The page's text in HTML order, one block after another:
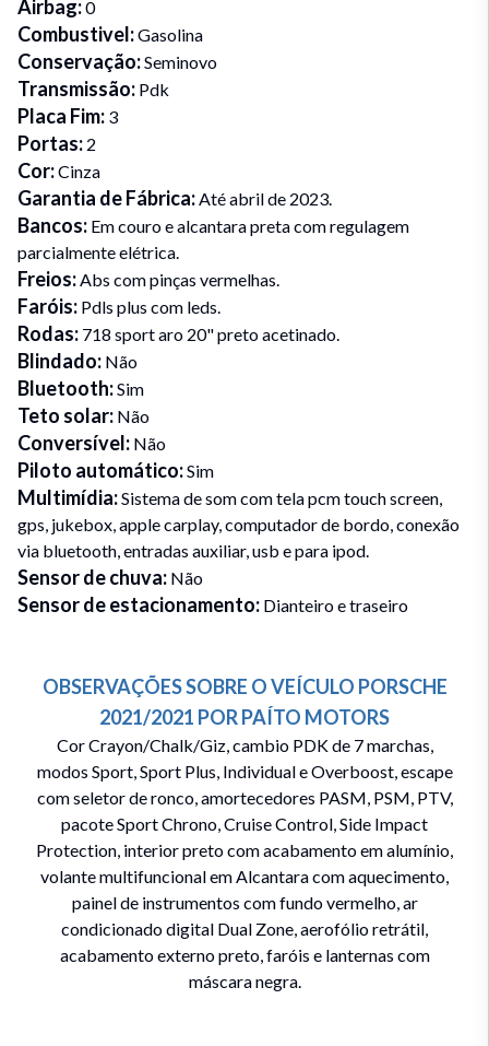
Airbag:0
Combustivel:Gasolina
Conservação:Seminovo
Transmissão: Pdk
Placa Fim: 3
Portas: 2
Cor:Cinza
Garantia de Fábrica:Até abril de 2023.
Bancos: Em couro e alcantara preta com regulagem
parcialmente elétrica.
Freios:Abs com pinças vermelhas.
Faróis: Pdls plus com leds.
Rodas: 718 sport aro 20" preto acetinado.
Blindado: Não
Bluetooth:Sim
Teto solar: Não
Conversível: Não
Piloto automático:Sim
Multimídia:Sistema de som com tela pcm touch screen,
gps, jukebox, apple carplay, computador de bordo, conexão
via bluetooth, entradas auxiliar, usb e para ipod.
Sensor de chuva: Não
Sensor de estacionamento: Dianteiro e traseiro
OBSERVAÇÕES SOBRE O VEÍCULO PORSCHE
2021/2021 PORPAÍTO MOTORS
Cor Crayon/Chalk/Giz, cambio PDK de 7 marchas,
modos Sport, Sport Plus, Individual e Overboost, escape
com seletor de ronco, amortecedores PASM, PSM, PTV,
pacote Sport Chrono, Cruise Control, Side Impact
Protection, interior preto com acabamento em alumínio,
volante multifuncional em Alcantara com aquecimento,
painel de instrumentos com fundo vermelho, ar
condicionado digital Dual Zone, aerofólio retrátil,
acabamento externo preto, faróis e lanternas com
máscara negra.